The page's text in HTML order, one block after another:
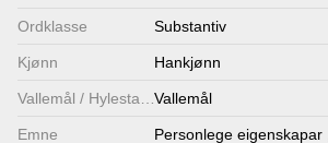
Ordklasse Substantiv
Kjønn Hankjønn
Vallemål / HylestadmålVallemål
Emne Personlege eigenskapar,